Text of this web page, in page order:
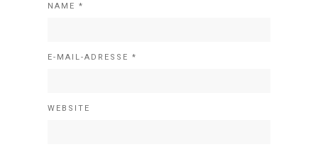
NAME *
E-MAIL-ADRESSE *
WEBSITE